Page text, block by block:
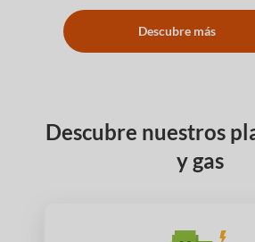
Descubre más
Descubre nuestros
y gas